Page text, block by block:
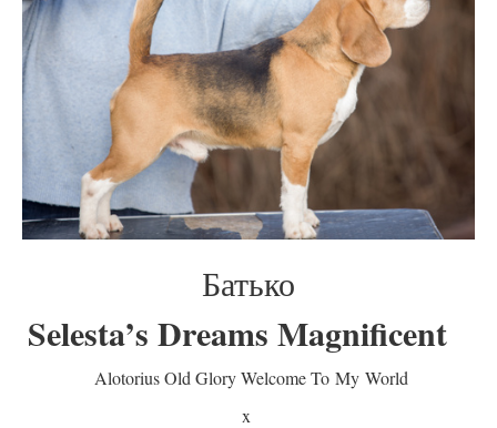
Батько
Selesta’s Dreams Magnificent
Alotorius Old Glory Welcome To My World
x